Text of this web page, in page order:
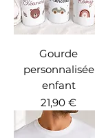
Gourde
personnalisée
enfant
Prix
21,90 €